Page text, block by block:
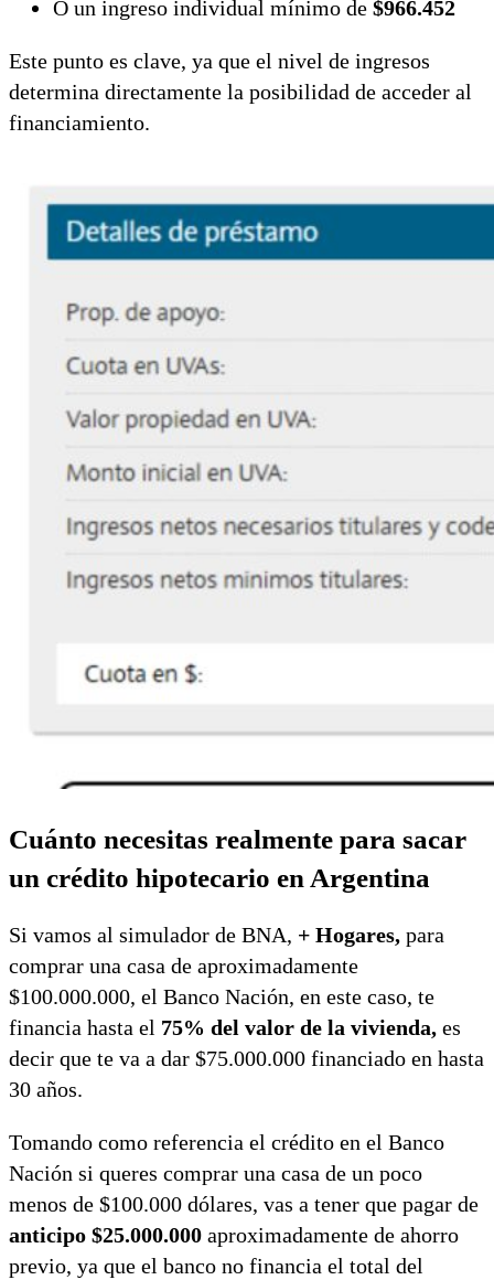
O un ingreso individual mínimo de $966.452
Este punto es clave, ya que el nivel de ingresos
determina directamente la posibilidad de acceder al
financiamiento.
Cuánto necesitas realmente para sacar
un crédito hipotecario en Argentina
Si vamos al simulador de BNA, + Hogares, para
comprar una casa de aproximadamente
$100.000.000, el Banco Nación, en este caso, te
financia hasta el 75% del valor de la vivienda, es
decir que te va a dar $75.000.000 financiado en hasta
30 años.
Tomando como referencia el crédito en el Banco
Nación si queres comprar una casa de un poco
menos de $100.000 dólares, vas a tener que pagar de
anticipo $25.000.000 aproximadamente de ahorro
previo, ya que el banco no financia el total del